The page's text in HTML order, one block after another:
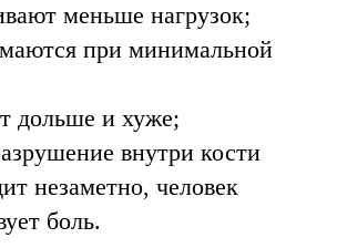
меньше нагрузок;
при минимальной
дольше и хуже;
внутри кости
незаметно, человек
боль.